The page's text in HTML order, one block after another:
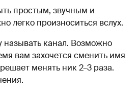
простым, звучным и
легко произноситься вслух.
называть канал. Возможно
вам захочется сменить имя
менять ник 2–3 раза.